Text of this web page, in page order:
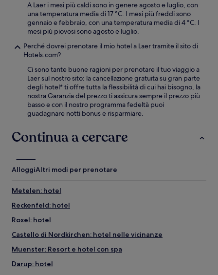
A Laer i mesi più caldi sono in genere agosto e luglio, con
una temperatura media di 17 °C. I mesi più freddi sono
gennaio e febbraio, con una temperatura media di 4 °C. I
mesi più piovosi sono agosto e luglio.
Perché dovrei prenotare il mio hotel a Laer tramite il sito di
Hotels.com?
Ci sono tante buone ragioni per prenotare il tuo viaggio a
Laer sul nostro sito: la cancellazione gratuita su gran parte
degli hotel* ti offre tutta la flessibilità di cui hai bisogno, la
nostra Garanzia del prezzo ti assicura sempre il prezzo più
basso e con il nostro programma fedeltà puoi
guadagnare notti bonus e risparmiare.
Continua a cercare
AlloggiAltri modi per prenotare
Metelen: hotel
Reckenfeld: hotel
Roxel: hotel
Castello di Nordkirchen: hotel nelle vicinanze
Muenster: Resort e hotel con spa
Darup: hotel